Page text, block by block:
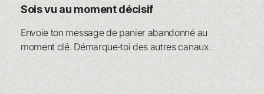
Sois vu au moment décisif
Envoie ton message de panier abandonné au
moment clé. Démarque‑toi des autres canaux.